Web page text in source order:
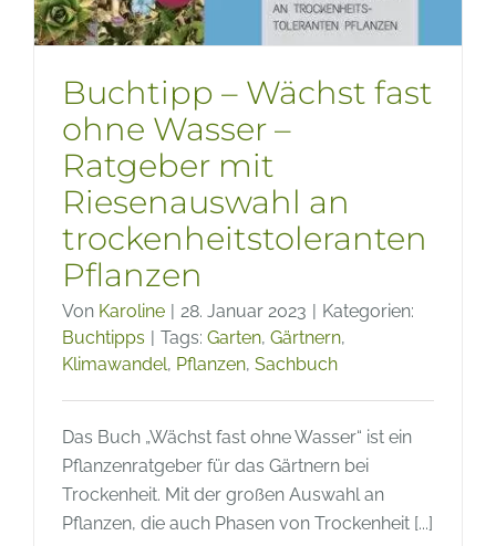
Buchtipp – Wächst fast
ohne Wasser –
Ratgeber mit
Riesenauswahl an
trockenheitstoleranten
Pflanzen
Von Karoline | 28. Januar 2023 | Kategorien:
Buchtipps | Tags: Garten, Gärtnern,
Klimawandel, Pflanzen, Sachbuch
Das Buch „Wächst fast ohne Wasser“ ist ein
Pflanzenratgeber für das Gärtnern bei
Trockenheit. Mit der großen Auswahl an
Pflanzen, die auch Phasen von Trockenheit [...]